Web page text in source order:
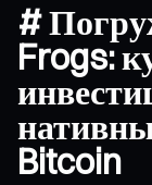
#
Frogs:
Bitcoin